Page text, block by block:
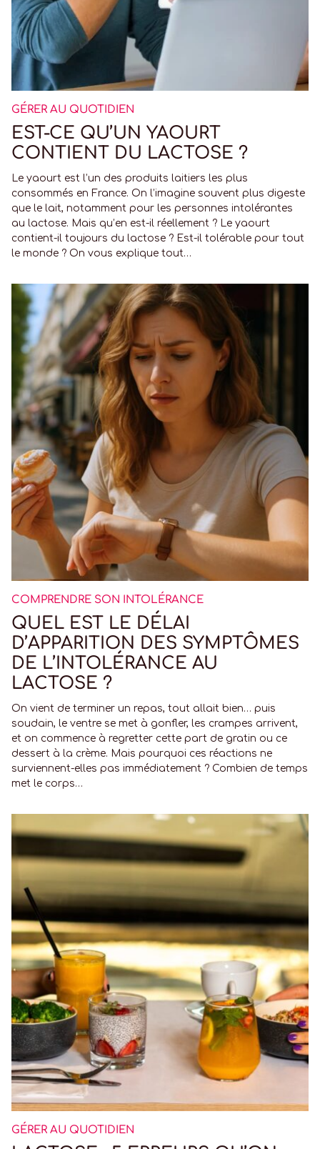
GÉRER AU QUOTIDIEN
EST-CE QU’UN YAOURT
CONTIENT DU LACTOSE ?
Le yaourt est l’un des produits laitiers les plus
consommés en France. On l’imagine souvent plus digeste
que le lait, notamment pour les personnes intolérantes
au lactose. Mais qu’en est-il réellement ? Le yaourt
contient-il toujours du lactose ? Est-il tolérable pour tout
le monde ? On vous explique tout…
COMPRENDRE SON INTOLÉRANCE
QUEL EST LE DÉLAI
D’APPARITION DES SYMPTÔMES
DE L’INTOLÉRANCE AU
LACTOSE ?
On vient de terminer un repas, tout allait bien… puis
soudain, le ventre se met à gonfler, les crampes arrivent,
et on commence à regretter cette part de gratin ou ce
dessert à la crème. Mais pourquoi ces réactions ne
surviennent-elles pas immédiatement ? Combien de temps
met le corps…
GÉRER AU QUOTIDIEN